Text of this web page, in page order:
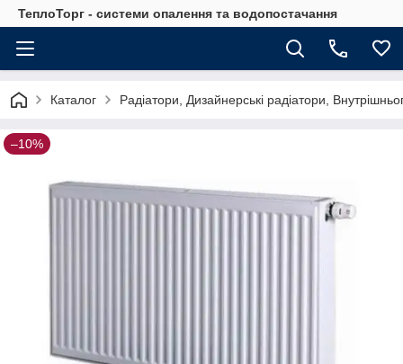
ТеплоТорг - системи опалення та водопостачання
Каталог Радіатори, Дизайнерські радіатори,
–10%